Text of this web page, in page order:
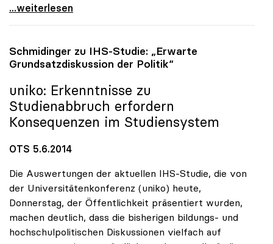
Rektoren sehen Staat hauptverantwortlich für
...weiterlesen
Schmidinger zu IHS-Studie: „Erwarte
Grundsatzdiskussion der Politik“
uniko: Erkenntnisse zu
Studienabbruch erfordern
Konsequenzen im Studiensystem
OTS 5.6.2014
Die Auswertungen der aktuellen IHS-Studie, die von
der Universitätenkonferenz (uniko) heute,
Donnerstag, der Öffentlichkeit präsentiert wurden,
machen deutlich, dass die bisherigen bildungs- und
hochschulpolitischen Diskussionen vielfach auf